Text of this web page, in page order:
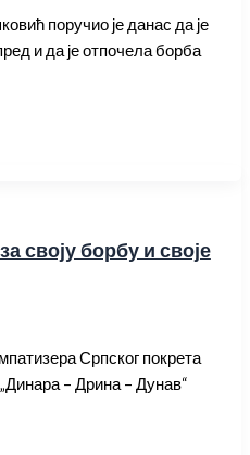
поручио је данас да је
и да је отпочела борба
своју борбу и своје
Српског покрета
– Дрина – Дунав“